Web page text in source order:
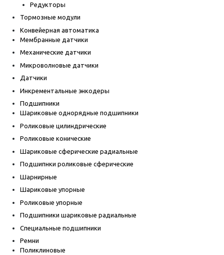
Редукторы
Тормозные модули
Конвейерная автоматика
Мембранные датчики
Механические датчики
Микроволновые датчики
Датчики
Инкрементальные энкодеры
Подшипники
Шариковые однорядные подшипники
Роликовые цилиндрические
Роликовые конические
Шариковые сферические радиальные
Подшипнки роликовые сферические
Шарнирные
Шариковые упорные
Роликовые упорные
Подшипники шариковые радиальные
Специальные подшипники
Ремни
Поликлиновые